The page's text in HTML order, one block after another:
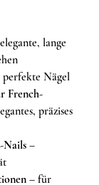
lange
Nägel
French-
präzises
Nails –
– für